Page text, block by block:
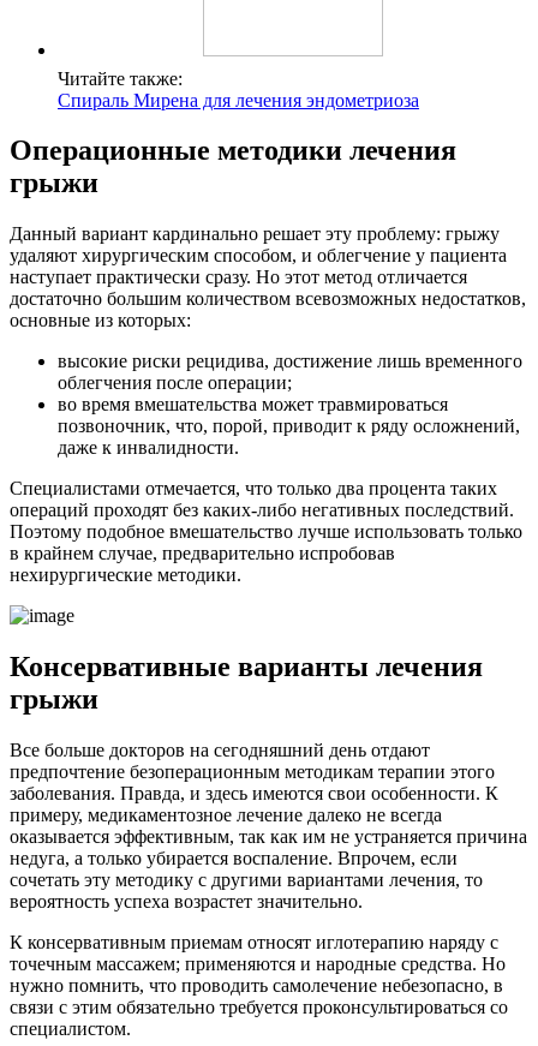
Читайте также:
Cпираль Мирена для лечения эндометриоза
Операционные методики лечения
грыжи
Данный вариант кардинально решает эту проблему: грыжу
удаляют хирургическим способом, и облегчение у пациента
наступает практически сразу. Но этот метод отличается
достаточно большим количеством всевозможных недостатков,
основные из которых:
высокие риски рецидива, достижение лишь временного
облегчения после операции;
во время вмешательства может травмироваться
позвоночник, что, порой, приводит к ряду осложнений,
даже к инвалидности.
Специалистами отмечается, что только два процента таких
операций проходят без каких-либо негативных последствий.
Поэтому подобное вмешательство лучше использовать только
в крайнем случае, предварительно испробовав
нехирургические методики.
Консервативные варианты лечения
грыжи
Все больше докторов на сегодняшний день отдают
предпочтение безоперационным методикам терапии этого
заболевания. Правда, и здесь имеются свои особенности. К
примеру, медикаментозное лечение далеко не всегда
оказывается эффективным, так как им не устраняется причина
недуга, а только убирается воспаление. Впрочем, если
сочетать эту методику с другими вариантами лечения, то
вероятность успеха возрастет значительно.
К консервативным приемам относят иглотерапию наряду с
точечным массажем; применяются и народные средства. Но
нужно помнить, что проводить самолечение небезопасно, в
связи с этим обязательно требуется проконсультироваться со
специалистом.